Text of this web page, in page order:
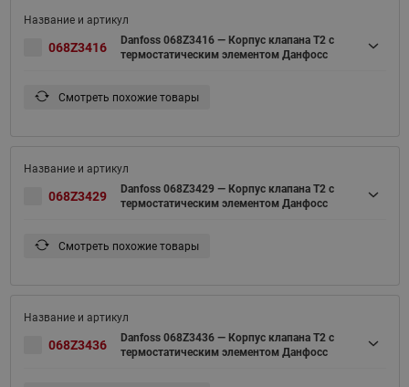
068Z3416
Danfoss 068Z3416 — Корпус клапана T2 с
термостатическим элементом Данфосс
Смотреть похожие товары
068Z3429
Danfoss 068Z3429 — Корпус клапана T2 с
термостатическим элементом Данфосс
Смотреть похожие товары
068Z3436
Danfoss 068Z3436 — Корпус клапана T2 с
термостатическим элементом Данфосс